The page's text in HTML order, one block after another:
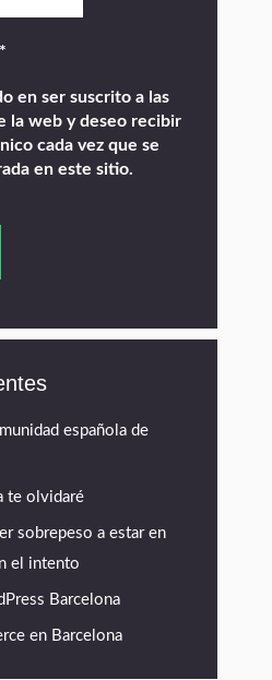
*
en ser suscrito a las
la web y deseo recibir
cada vez que se
en este sitio.
española de
te olvidaré
sobrepeso a estar en
el intento
Barcelona
en Barcelona